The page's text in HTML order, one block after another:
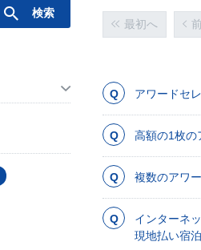
最初へ
アワードセ
高額の1枚の
複数のアワ
インターネ
現地払い宿